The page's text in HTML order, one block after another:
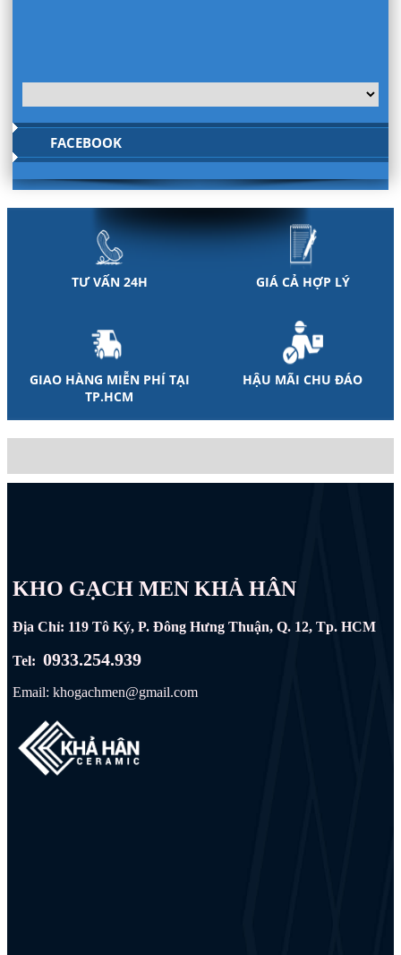
FACEBOOK
TƯ VẤN 24H GIÁ CẢ HỢP LÝ
GIAO HÀNG MIỄN PHÍ TẠI
TP.HCM
HẬU MÃI CHU ĐÁO
KHO GẠCH MEN KHẢ HÂN
Địa Chỉ: 119 Tô Ký, P. Đông Hưng Thuận, Q. 12, Tp. HCM
Tel:0933.254.939
Email: khogachmen@gmail.com